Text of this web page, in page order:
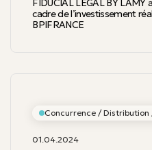
FIDUCIAL LEGAL BY LAMY
cadre de l’investissement
BPIFRANCE
Concurrence / Distribution
01.04.2024